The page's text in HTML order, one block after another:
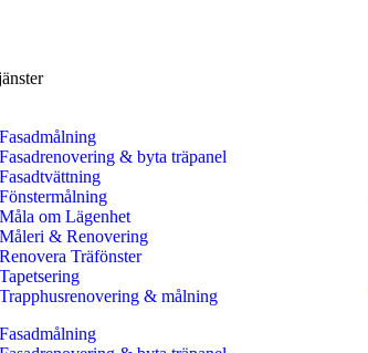
Fasadmålning
Fasadrenovering & byta träpanel
Fasadtvättning
Fönstermålning
Måla om Lägenhet
Måleri & Renovering
Renovera Träfönster
Tapetsering
Trapphusrenovering & målning
Fasadmålning